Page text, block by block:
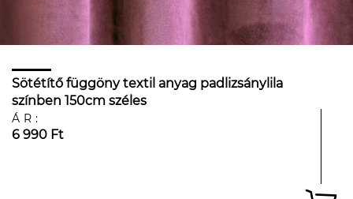
Sötétítő függöny textil anyag padlizsánylila
színben 150cm széles
ÁR:
6 990 Ft